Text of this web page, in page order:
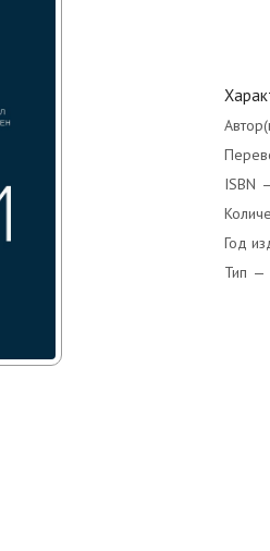
ISBN
Год
Тип —